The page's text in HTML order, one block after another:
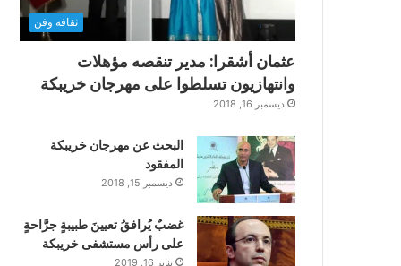
ثقافة وفن
عثمان أشقرا: مدير تنقصه مؤهلات
وانتهازيون تسلطوا على مهرجان خريبكة
ديسمبر 16, 2018
البحث عن مهرجان خريبكة
المفقود
ديسمبر 15, 2018
غضبٌ يُرافقُ تعيينَ طبيبةٍ جرَّاحةٍ
على رأس مستشفى خريبكة
يناير 16, 2019